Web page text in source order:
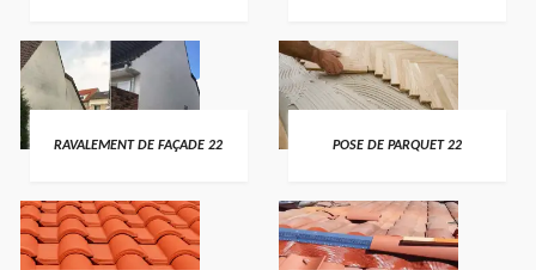
RAVALEMENT DE FAÇADE 22 POSE DE PARQUET 22